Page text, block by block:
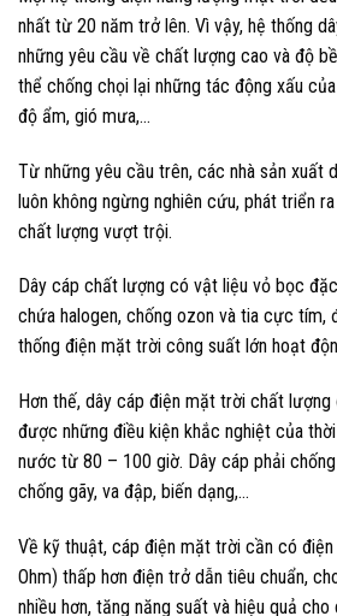
nhất từ 20 năm trở lên. Vì vậy, hệ thống
những yêu cầu về chất lượng cao và độ
thể chống chọi lại những tác động xấu
độ ẩm, gió mưa,…
Từ những yêu cầu trên, các nhà sản xuất
luôn không ngừng nghiên cứu, phát triển
chất lượng vượt trội.
Dây cáp chất lượng có vật liệu vỏ bọc
chứa halogen, chống ozon và tia cực tím,
thống điện mặt trời công suất lớn hoạt
Hơn thế, dây cáp điện mặt trời chất
được những điều kiện khắc nghiệt của
nước từ 80 – 100 giờ. Dây cáp phải
chống gãy, va đập, biến dạng,…
Về kỹ thuật, cáp điện mặt trời cần có
Ohm) thấp hơn điện trở dẫn tiêu chuẩn,
nhiều hơn, tăng năng suất và hiệu quả